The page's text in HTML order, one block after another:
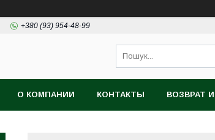
+380 (93) 954-48-99
О КОМПАНИИ КОНТАКТЫ ВОЗВРАТ